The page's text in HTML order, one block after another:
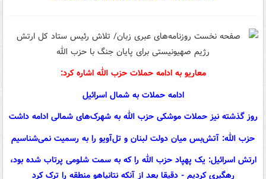
معاریو به ادامه حملات حزب الله اشاره کرد:
ادامه حملات به شمال اسرائیل
روز گذشته نیز حملات موشکی حزب الله به شهرک‌های شمالی ادامه داشت
حزب الله: آتش‌بس میان دولت لبنان و تل‌آویو را به رسمیت نمی‌شناسیم
ارتش اسرائیل: یک پهپاد حزب الله را که به سمت شلومی پرتاب شده بود،
رهگیری کردیم - دقیقا بعد از آنکه نتانیاهو منطقه را ترک کرد